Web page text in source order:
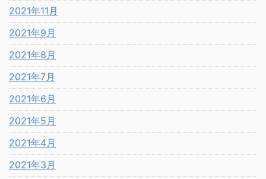
2021年11月
2021年9月
2021年8月
2021年7月
2021年6月
2021年5月
2021年4月
2021年3月